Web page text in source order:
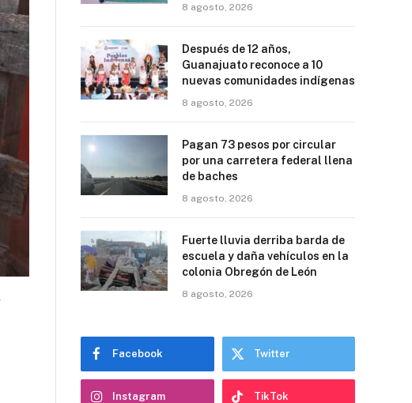
8 agosto, 2026
Después de 12 años,
Guanajuato reconoce a 10
nuevas comunidades indígenas
8 agosto, 2026
Pagan 73 pesos por circular
por una carretera federal llena
de baches
8 agosto, 2026
Fuerte lluvia derriba barda de
escuela y daña vehículos en la
colonia Obregón de León
8 agosto, 2026
Facebook Twitter
Instagram TikTok